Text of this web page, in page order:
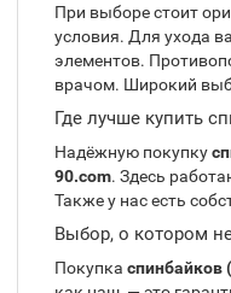
При выборе стоит
условия. Для ухода
элементов.
врачом. Широкий
Где лучше купить
Надёжную покупку
90.com. Здесь
Также у нас есть
Выбор, о котором
Покупка спинбайков